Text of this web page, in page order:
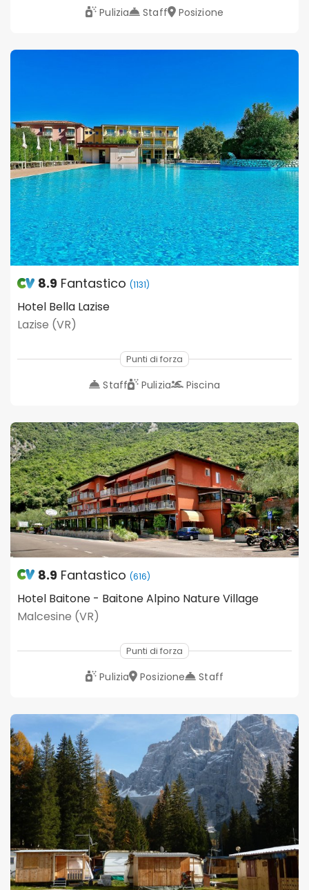
Pulizia Staff Posizione
8.9 Fantastico (1131)
Hotel Bella Lazise
Lazise (VR)
Punti di forza
Staff Pulizia Piscina
8.9 Fantastico (616)
Hotel Baitone - Baitone Alpino Nature Village
Malcesine (VR)
Punti di forza
Pulizia Posizione Staff